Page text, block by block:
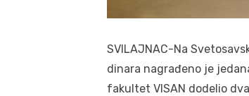
SVILAJNAC-Na
dinara nagrađeno je
fakultet VISAN dodelio